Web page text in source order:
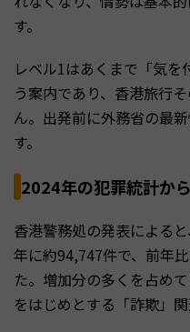
す。
レベル1はあくまで「気
う案内であり、香港旅行
ん。出発前に外務省の最
す。
2024年の犯罪統計か
香港警務処の発表による
年に約94,747件で、前年
た。増加分の多くを占め
をはじめとする「詐欺」関